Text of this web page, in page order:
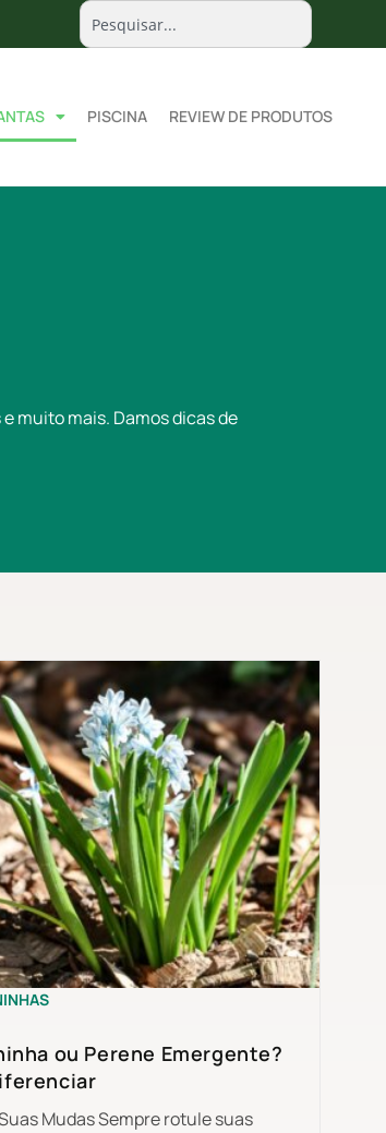
PISCINA REVIEW DE PRODUTOS
muito mais. Damos dicas de
ou Perene Emergente?
Mudas Sempre rotule suas